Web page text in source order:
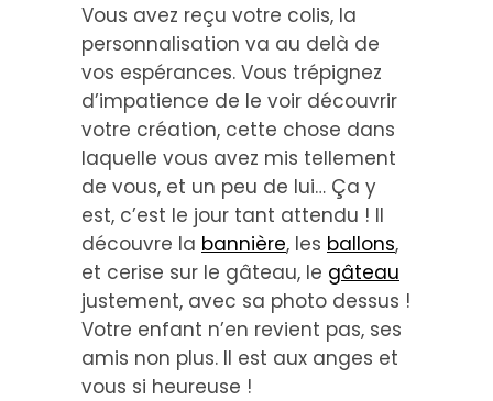
Vous avez reçu votre colis, la
personnalisation va au delà de
vos espérances. Vous trépignez
d’impatience de le voir découvrir
votre création, cette chose dans
laquelle vous avez mis tellement
de vous, et un peu de lui… Ça y
est, c’est le jour tant attendu ! Il
découvre la bannière, les ballons,
et cerise sur le gâteau, le gâteau
justement, avec sa photo dessus !
Votre enfant n’en revient pas, ses
amis non plus. Il est aux anges et
vous si heureuse !